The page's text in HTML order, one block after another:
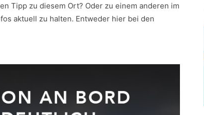
Tipp zu diesem Ort? Oder zu einem anderen im
aktuell zu halten. Entweder hier bei den